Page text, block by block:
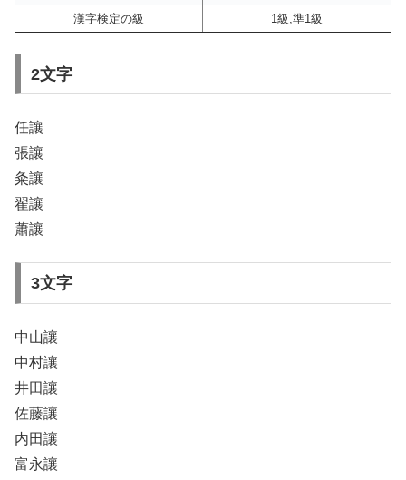
漢字検定の級
1級,準1級
2文字
任讓
張讓
粂讓
翟讓
蕭讓
3文字
中山讓
中村讓
井田讓
佐藤讓
内田讓
富永讓